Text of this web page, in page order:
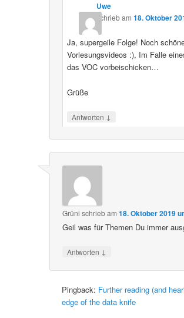
Uwe
schriebam 18. Oktober
Ja, supergeile Folge! Noch
Vorlesungsvideos :), Im Falle
das VOC vorbeischicken…
Grüße
Antworten ↓
Grüni schriebam18. Oktober 2019
Geil was für Themen Du immer
Antworten ↓
Pingback: Further reading (and
edge of the data knife